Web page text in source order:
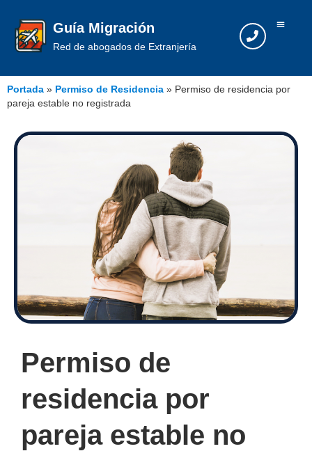
Guía Migración
Red de abogados de Extranjería
Portada » Permiso de Residencia » Permiso de residencia por
pareja estable no registrada
Permiso de
residencia por
pareja estable no